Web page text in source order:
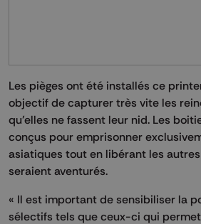
Les pièges ont été installés ce
objectif de capturer très vite les
qu’elles ne fassent leur nid. Les
conçus pour emprisonner
asiatiques tout en libérant les
seraient aventurés.
« Il est important de sensibiliser la
sélectifs tels que ceux-ci qui